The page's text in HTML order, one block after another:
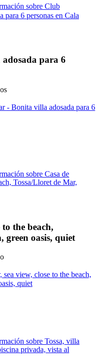
sobre Club
6 personas en Cala
para 6
- Bonita villa adosada para 6
sobre Casa de
Tossa/Lloret de Mar,
to the beach,
green oasis, quiet
view, close to the beach,
quiet
sobre Tossa, villa
privada, vista al